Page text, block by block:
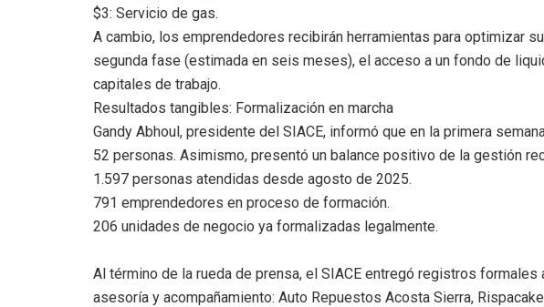
​$3: Servicio de gas.
​A cambio, los emprendedores recibirán herramientas para optimizar
segunda fase (estimada en seis meses), el acceso a un fondo de
capitales de trabajo.
​Resultados tangibles: Formalización en marcha
​Gandy Abhoul, presidente del SIACE, informó que en la primera
52 personas. Asimismo, presentó un balance positivo de la gestión
​1.597 personas atendidas desde agosto de 2025.
​791 emprendedores en proceso de formación.
​206 unidades de negocio ya formalizadas legalmente.
​Al término de la rueda de prensa, el SIACE entregó registros
asesoría y acompañamiento: Auto Repuestos Acosta Sierra,